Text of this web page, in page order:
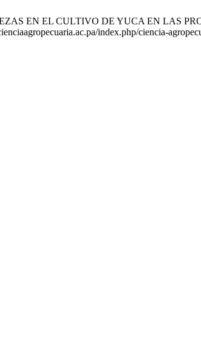
EN EL CULTIVO DE YUCA EN LAS
index.php/ciencia-